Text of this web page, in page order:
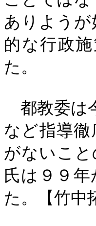
ありよう
的な行政
た。
都教委は
など指導
がないこ
氏は９９
た。【竹中